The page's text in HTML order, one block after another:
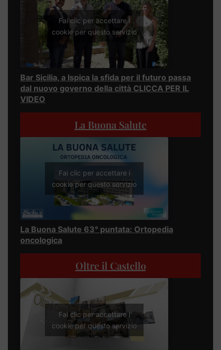
Fai clic per accettare i
cookie per questo servizio
Bar Sicilia, a Ispica la sfida per il futuro passa
dal nuovo governo della città CLICCA PER IL
VIDEO
La Buona Salute
Fai clic per accettare i
cookie per questo servizio
La Buona Salute 63° puntata: Ortopedia
oncologica
Oltre il Castello
Fai clic per accettare i
cookie per questo servizio